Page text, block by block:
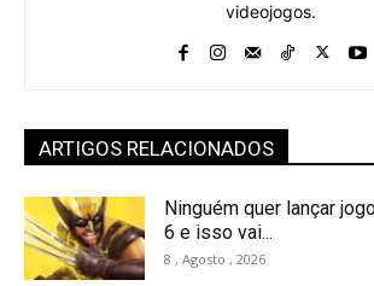
videojogos.
ARTIGOS RELACIONADOS
Ninguém quer lançar
6 e isso vai...
8 , Agosto , 2026